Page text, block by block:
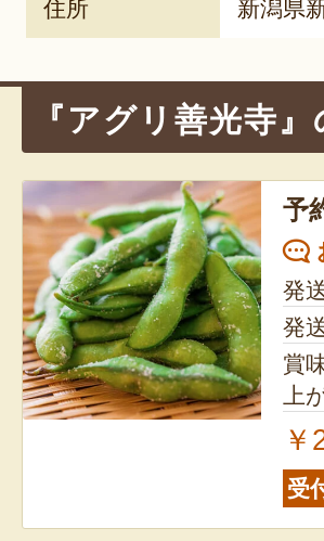
住所 新潟県
『アグリ善光寺
予
発
発
賞
上
￥
受